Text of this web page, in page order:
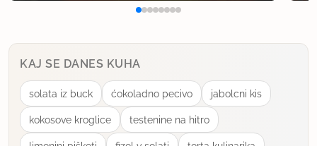
9.9.2009 ob 13:36
Majdi, jaz uporabljam to smetano, ki je na linku od
katke lopatke. Meni je všeč, ker je manj mastna kot
navadna kisla smetana. Seveda lahko uporabiš
KAJ SE DANES KUHA
solata iz buck ćokoladno pecivo jabolcni kis
kokosove kroglice testenine na hitro